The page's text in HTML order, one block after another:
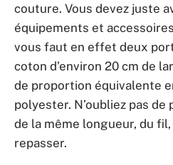
couture. Vous devez juste
équipements et
vous faut en effet deux
coton d’environ 20 cm de
de proportion équivalente
polyester. N’oubliez pas
de la même longueur, du
repasser.